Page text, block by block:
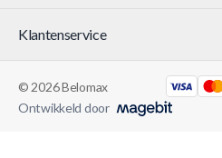
Klantenservice
© 2026 Belomax
Ontwikkeld door